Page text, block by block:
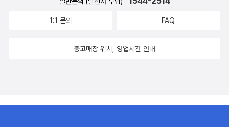
한다. '카이사르라면 그러지 않았을테지만, ~', '카이스라의 의도와는
기준이 된다. 한 작가의 감정에 따라 후세 황제들의 역사적 평가가 갈
괴한 '제국의 악(惡)'이다. 그리스도교에 비하면 이민족 게르만 민족
1:1 문의 FAQ
중고매장 위치, 영업시간 안내